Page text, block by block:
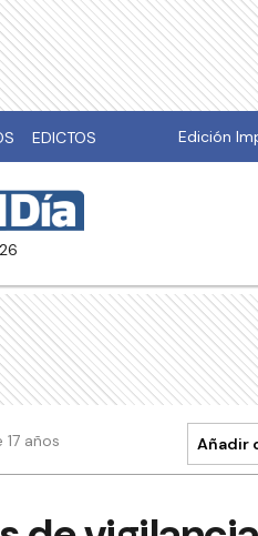
EDICTOS Edición
años Añadir